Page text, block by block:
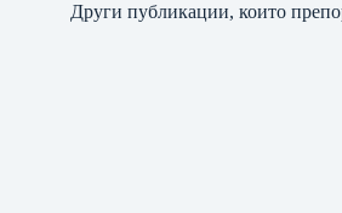
Други публикации, които